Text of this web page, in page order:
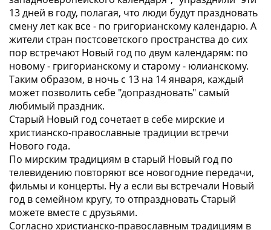
13 дней в году, полагая, что люди будут праздновать
смену лет как все - по григорианскому календарю. А
жители стран постсоветского пространства до сих
пор встречают Новый год по двум календарям: по
новому - григорианскому и старому - юлианскому.
Таким образом, в ночь с 13 на 14 января, каждый
может позволить себе "допраздновать" самый
любимый праздник.
Старый Новый год сочетает в себе мирские и
христианско-православные традиции встречи
Нового года.
По мирским традициям в старый Новый год по
телевидению повторяют все новогодние передачи,
фильмы и концерты. Ну а если вы встречали Новый
год в семейном кругу, то отпраздновать Старый
можете вместе с друзьями.
Согласно христианско-православным традициям в